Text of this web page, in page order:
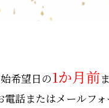
希望日の1か月前
電話またはメールフ